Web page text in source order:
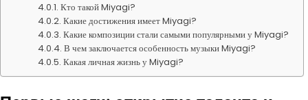
Кто такой Miyagi?
Какие достижения имеет Miyagi?
Какие композиции стали самыми популярными у Miyagi?
В чем заключается особенность музыки Miyagi?
Какая личная жизнь у Miyagi?